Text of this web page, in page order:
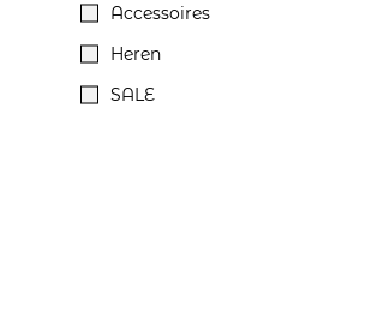
Accessoires
Heren
SALE